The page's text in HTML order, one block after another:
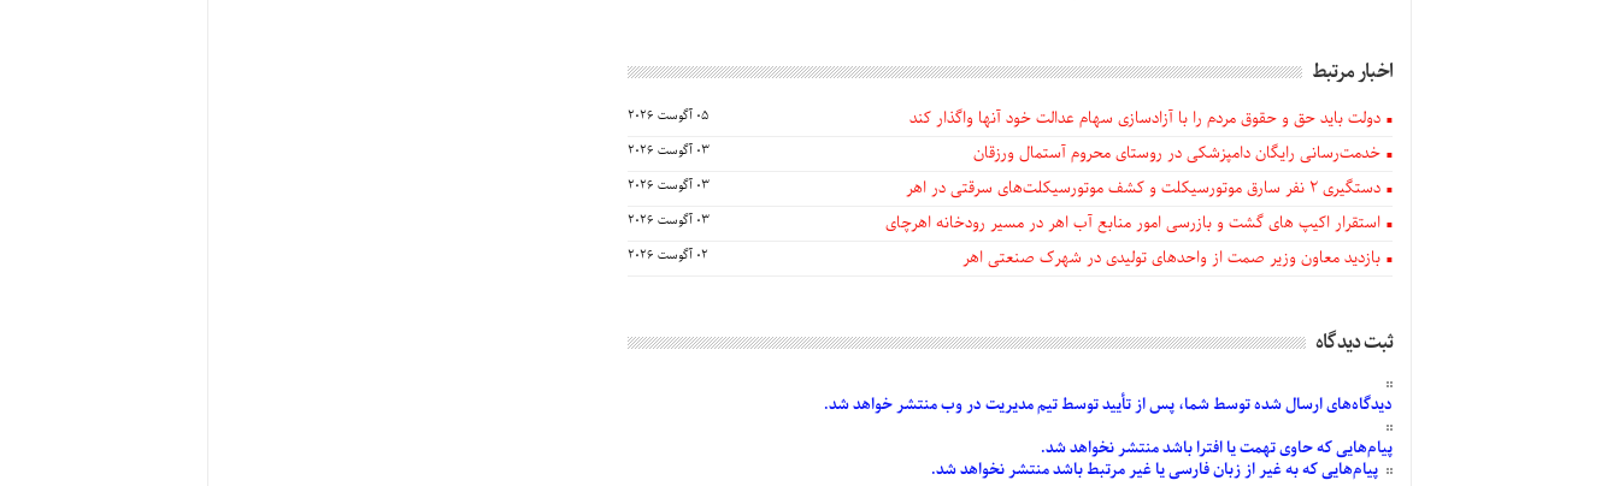
اخبار مرتبط
دولت باید حق و حقوق مردم را با آزادسازی سهام عدالت خود آنها واگذار کند 05 آگوست 2026
خدمت‌رسانی رایگان دامپزشکی در روستای محروم آستمال ورزقان 03 آگوست 2026
دستگيری ۲ نفر سارق موتورسیکلت و کشف موتورسیکلت‌های سرقتی در اهر 03 آگوست 2026
استقرار اکیپ های گشت و بازرسی امور منابع آب اهر در مسیر رودخانه اهرچای 03 آگوست 2026
بازدید معاون وزیر صمت از واحدهای تولیدی در شهرک صنعتی اهر 02 آگوست 2026
ثبت دیدگاه
دیدگاه‌هایارسالشدهتوسط شما، پس از تأییدتوسط تیم مدیریت در وب منتشر خواهد شد.
پیام‌هاییکه حاوی تهمت یا افترا باشد منتشر نخواهد شد.
پیام‌هاییکه به غیر از زبان فارسی یا غیر مرتبط باشد منتشر نخواهد شد.